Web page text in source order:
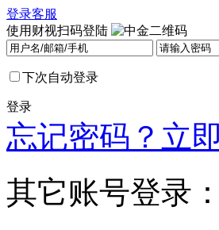
登录客服
使用财视扫码登陆
下次自动登录
登录
忘记密码？ 立
其它账号登录：